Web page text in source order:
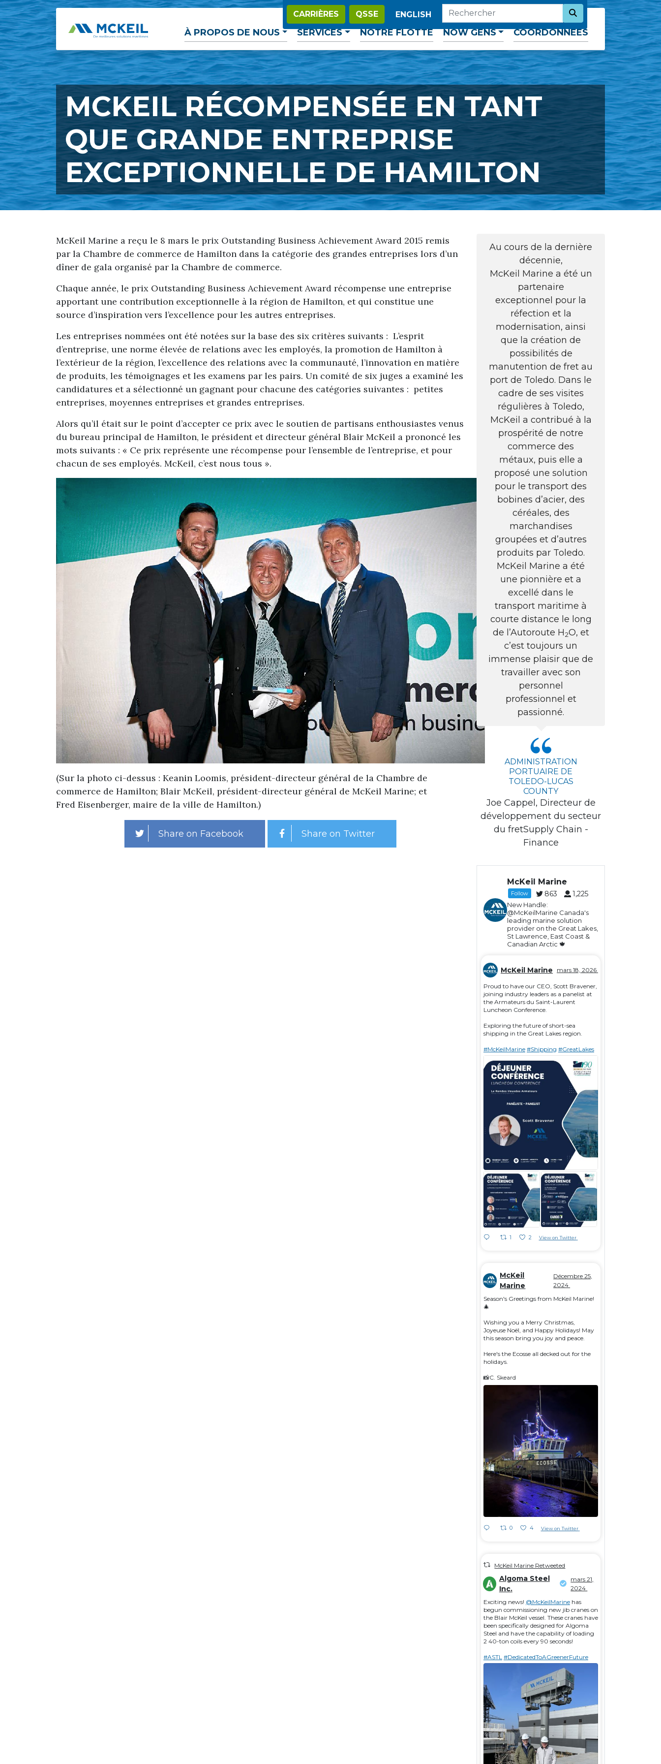
Passer au contenu principal
À PROPOS DE NOUS SERVICES NOTRE FLOTTE NOW GENS COORDONNÉES
CARRIÈRES QSSE
ENGLISH
RECHERCHER
SEARCH NOW
MCKEIL RÉCOMPENSÉE EN TANT
QUE GRANDE ENTREPRISE
EXCEPTIONNELLE DE HAMILTON
McKeil Marine a reçu le 8 mars le prix Outstanding Business Achievement Award 2015 remis
par la Chambre de commerce de Hamilton dans la catégorie des grandes entreprises lors d’un
dîner de gala organisé par la Chambre de commerce.
Chaque année, le prix Outstanding Business Achievement Award récompense une entreprise
apportant une contribution exceptionnelle à la région de Hamilton, et qui constitue une
source d’inspiration vers l’excellence pour les autres entreprises.
Les entreprises nommées ont été notées sur la base des six critères suivants : L’esprit
d’entreprise, une norme élevée de relations avec les employés, la promotion de Hamilton à
l’extérieur de la région, l’excellence des relations avec la communauté, l’innovation en matière
de produits, les témoignages et les examens par les pairs. Un comité de six juges a examiné les
candidatures et a sélectionné un gagnant pour chacune des catégories suivantes : petites
entreprises, moyennes entreprises et grandes entreprises.
Alors qu’il était sur le point d’accepter ce prix avec le soutien de partisans enthousiastes venus
du bureau principal de Hamilton, le président et directeur général Blair McKeil a prononcé les
mots suivants : « Ce prix représente une récompense pour l’ensemble de l’entreprise, et pour
chacun de ses employés. McKeil, c’est nous tous ».
(Sur la photo ci-dessus : Keanin Loomis, président-directeur général de la Chambre de
commerce de Hamilton; Blair McKeil, président-directeur général de McKeil Marine; et
Fred Eisenberger, maire de la ville de Hamilton.)
Share on Facebook Share on Twitter
Au cours de la dernière
décennie,
McKeil Marine a été un
partenaire
exceptionnel pour la
réfection et la
modernisation, ainsi
que la création de
possibilités de
manutention de fret au
port de Toledo. Dans le
cadre de ses visites
régulières à Toledo,
McKeil a contribué à la
prospérité de notre
commerce des
métaux, puis elle a
proposé une solution
pour le transport des
bobines d’acier, des
céréales, des
marchandises
groupées et d’autres
produits par Toledo.
McKeil Marine a été
une pionnière et a
excellé dans le
transport maritime à
courte distance le long
de l’Autoroute H2O, et
c’est toujours un
immense plaisir que de
travailler avec son
personnel
professionnel et
passionné.
ADMINISTRATION
PORTUAIRE DE
TOLEDO-LUCAS
COUNTY
Joe Cappel, Directeur de
développement du secteur
du fretSupply Chain -
Finance
McKeil Marine
Follow 863 1,225
New Handle:
@McKeilMarine Canada's
leading marine solution
provider on the Great Lakes,
St Lawrence, East Coast &
Canadian Arctic 🍁
McKeil Marine mars 18, 2026
Proud to have our CEO, Scott Bravener,
joining industry leaders as a panelist at
the Armateurs du Saint-Laurent
Luncheon Conference.
Exploring the future of short-sea
shipping in the Great Lakes region.
#McKeilMarine #Shipping #GreatLakes
1 2 View on Twitter
McKeil
Marine
Décembre 25,
2024
Season's Greetings from McKeil Marine!
🎄
Wishing you a Merry Christmas,
Joyeuse Noël, and Happy Holidays! May
this season bring you joy and peace.
Here's the Ecosse all decked out for the
holidays.
📸C. Skeard
0 4 View on Twitter
McKeil Marine Retweeted
Algoma Steel
Inc.
mars 21,
2024
Exciting news! @McKeilMarine has
begun commissioning new jib cranes on
the Blair McKeil vessel. These cranes have
been specifically designed for Algoma
Steel and have the capability of loading
2 40-ton coils every 90 seconds!
#ASTL #DedicatedToAGreenerFuture